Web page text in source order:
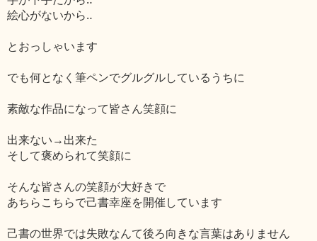
絵心がないから‥
とおっしゃいます
でも何となく筆ペンでグルグルしているうちに
素敵な作品になって皆さん笑顔に
出来ない→出来た
そして褒められて笑顔に
そんな皆さんの笑顔が大好きで
あちらこちらで己書幸座を開催しています
己書の世界では失敗なんて後ろ向きな言葉はありません